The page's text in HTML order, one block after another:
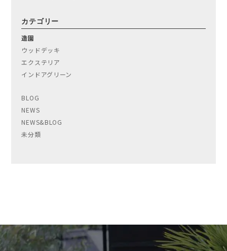
カテゴリー
造園
ウッドデッキ
エクステリア
インドアグリーン
BLOG
NEWS
NEWS&BLOG
未分類